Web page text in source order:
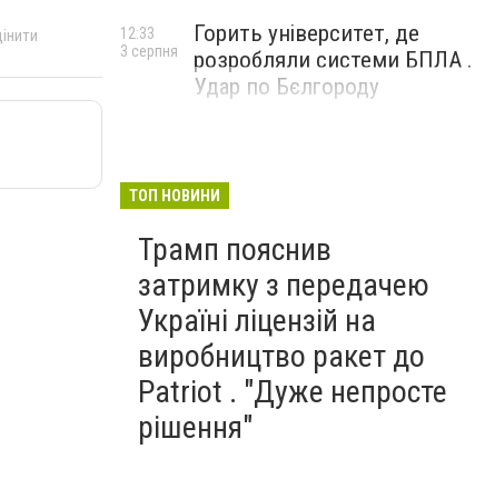
Горить університет, де
розробляли системи БПЛА .
Удар по Бєлгороду
12:33
3 серпня
ТОП НОВИНИ
Трамп пояснив
затримку з передачею
Україні ліцензій на
виробництво ракет до
Patriot . "Дуже непросте
рішення"